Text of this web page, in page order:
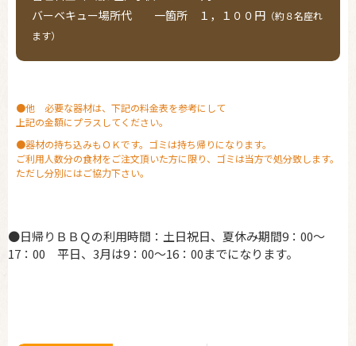
バーベキュー場所代 一箇所 １，１００円 （約８名座れ
ます）
●他 必要な器材は、下記の料金表を参考にして
上記の金額にプラスしてください。
●器材の持ち込みもＯＫです。ゴミは持ち帰りになります。
ご利用人数分の食材をご注文頂いた方に限り、ゴミは当方で処分致します。
ただし分別にはご協力下さい。
●日帰りＢＢＱの利用時間：土日祝日、夏休み期間9：00～
17：00 平日、3月は9：00～16：00までになります。